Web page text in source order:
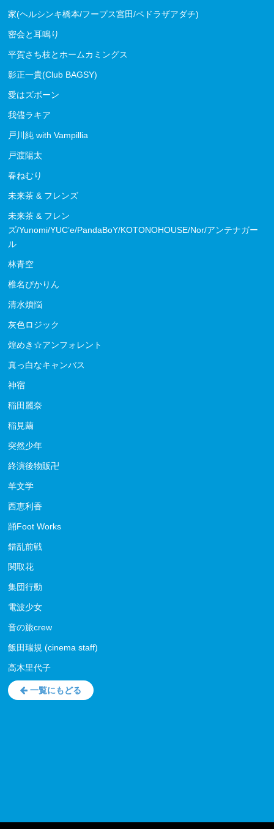
家(ヘルシンキ橋本/フープス宮田/ペドラザアダチ)
密会と耳鳴り
平賀さち枝とホームカミングス
影正一貴(Club BAGSY)
愛はズボーン
我儘ラキア
戸川純 with Vampillia
戸渡陽太
春ねむり
未来茶 & フレンズ
未来茶 & フレン
ズ/Yunomi/YUC’e/PandaBoY/KOTONOHOUSE/Nor/アンテナガー
ル
林青空
椎名ぴかりん
清水煩悩
灰色ロジック
煌めき☆アンフォレント
真っ白なキャンバス
神宿
稲田麗奈
稲見繭
突然少年
終演後物販卍
羊文学
西恵利香
踊Foot Works
錯乱前戦
関取花
集団行動
電波少女
音の旅crew
飯田瑞規 (cinema staff)
高木里代子
一覧にもどる